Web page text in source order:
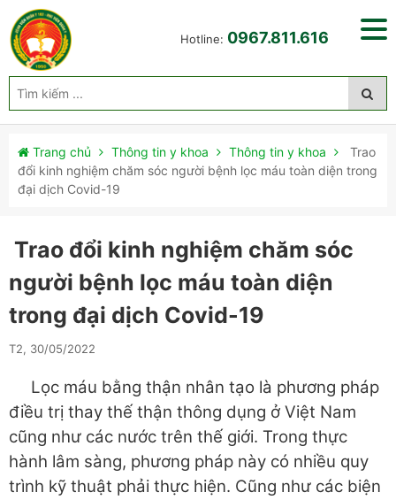
Hotline: 0967.811.616
Trang chủ Thông tin y khoa Thông tin y khoa
Trao
đổi kinh nghiệm chăm sóc người bệnh lọc máu toàn diện trong
đại dịch Covid-19
Trao đổi kinh nghiệm chăm sóc
người bệnh lọc máu toàn diện
trong đại dịch Covid-19
T2, 30/05/2022
Lọc máu bằng thận nhân tạo là phương pháp
điều trị thay thế thận thông dụng ở Việt Nam
cũng như các nước trên thế giới. Trong thực
hành lâm sàng, phương pháp này có nhiều quy
trình kỹ thuật phải thực hiện. Cũng như các biện